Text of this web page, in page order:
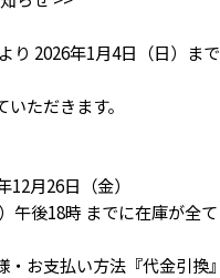
り 2026年1月4日（日）ま
ただきます。
月26日（金）
午後18時 までに在庫が全
・お支払い方法『代金引換